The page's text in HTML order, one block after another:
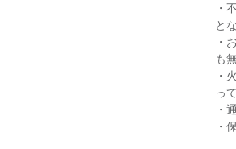
・
と
・
も
・
っ
・
・